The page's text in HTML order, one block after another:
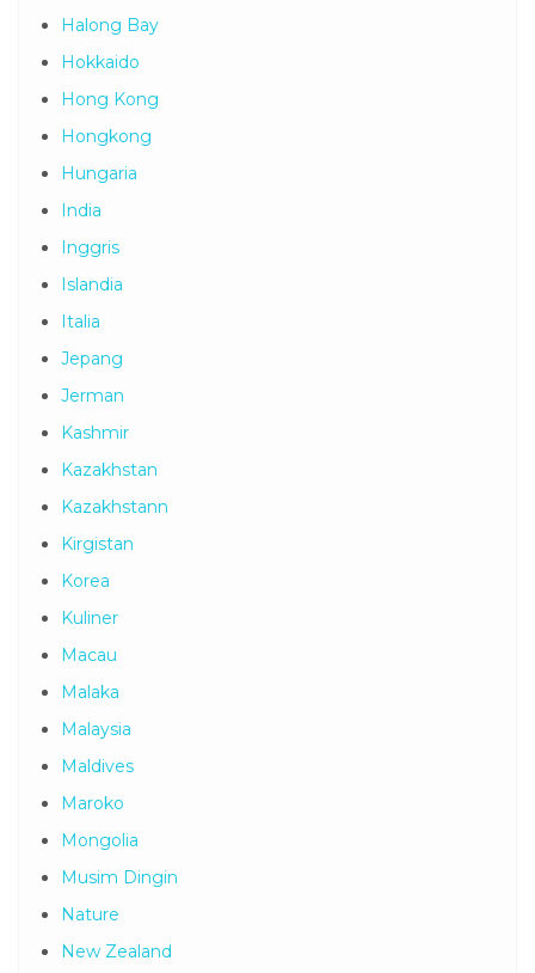
Halong Bay
Hokkaido
Hong Kong
Hongkong
Hungaria
India
Inggris
Islandia
Italia
Jepang
Jerman
Kashmir
Kazakhstan
Kazakhstann
Kirgistan
Korea
Kuliner
Macau
Malaka
Malaysia
Maldives
Maroko
Mongolia
Musim Dingin
Nature
New Zealand